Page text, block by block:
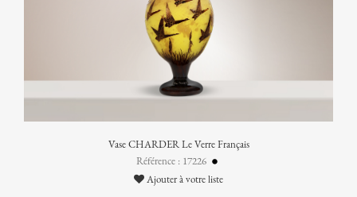
Vase CHARDER Le Verre Français
Référence : 17226
Ajouter à votre liste